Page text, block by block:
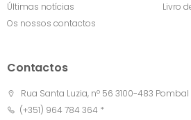
Últimas notícias
Os nossos contactos
Livro
Contactos
Rua Santa Luzia, nº 56 3100-483 Pombal
(+351) 964 784 364 *